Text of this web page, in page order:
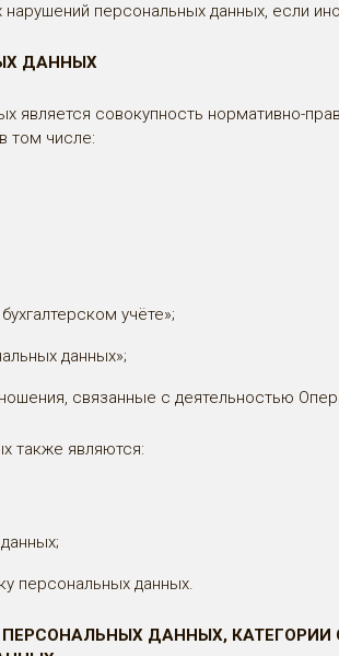
персональных данных, если
ДАННЫХ
совокупность нормативно-
том числе:
учёте»;
данных»;
связанные с деятельностью
также являются:
персональных данных.
ДАННЫХ,